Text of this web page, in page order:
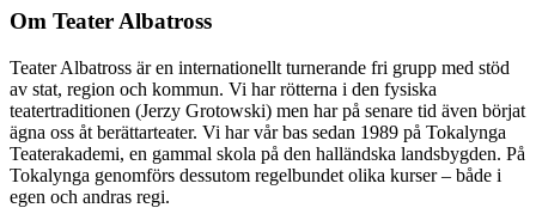
Om Teater Albatross
Teater Albatross är en internationellt turnerande fri grupp med stöd
av stat, region och kommun. Vi har rötterna i den fysiska
teatertraditionen (Jerzy Grotowski) men har på senare tid även börjat
ägna oss åt berättarteater. Vi har vår bas sedan 1989 på Tokalynga
Teaterakademi, en gammal skola på den halländska landsbygden. På
Tokalynga genomförs dessutom regelbundet olika kurser – både i
egen och andras regi.